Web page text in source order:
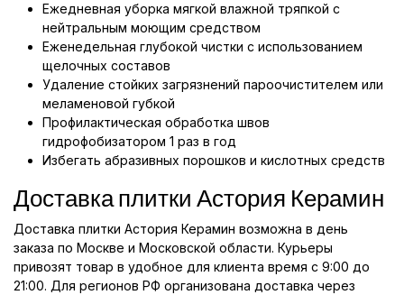
Ежедневная уборка мягкой влажной тряпкой с
нейтральным моющим средством
Еженедельная глубокой чистки с использованием
щелочных составов
Удаление стойких загрязнений пароочистителем или
меламеновой губкой
Профилактическая обработка швов
гидрофобизатором 1 раз в год
Избегать абразивных порошков и кислотных средств
Доставка плитки Астория Керамин
Доставка плитки Астория Керамин возможна в день
заказа по Москве и Московской области. Курьеры
привозят товар в удобное для клиента время с 9:00 до
21:00. Для регионов РФ организована доставка через